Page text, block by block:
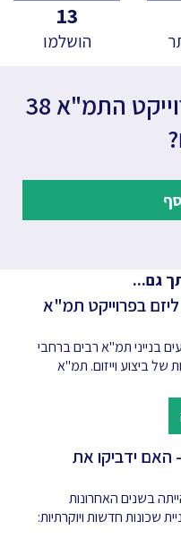
13
הושלמו
רוצים לבחור יזם לפרוייקט התמ"א 38
גם...
ליזם בפרוייקט תמ"א
בנייני תמ"א רבים ברחבי
של ביצוע וייזום. תמ"א
– האם ידביקו את
בשנים האחרונות
שכונות חדשות ויוקרתיות: